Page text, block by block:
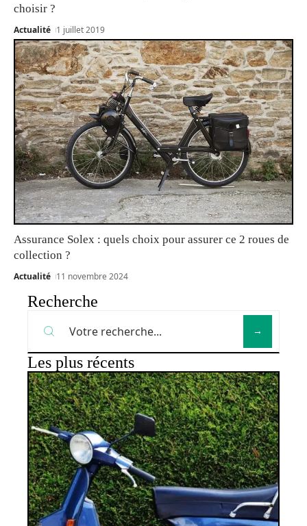
choisir ?
Actualité 1 juillet 2019
Assurance Solex : quels choix pour assurer ce 2 roues de
collection ?
Actualité 11 novembre 2024
Recherche
Les plus récents